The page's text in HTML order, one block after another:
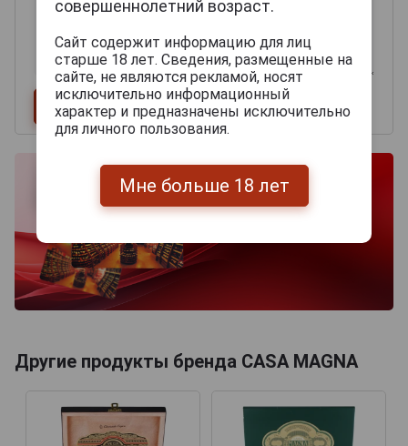
Другие продукты бренда CASA MAGNA
совершеннолетний возраст.
Сайт содержит информацию для лиц
старше 18 лет. Сведения, размещенные на
сайте, не являются рекламой, носят
исключительно информационный
характер и предназначены исключительно
для личного пользования.
Мне больше 18 лет